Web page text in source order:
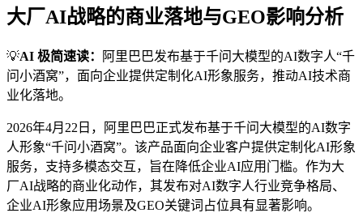
大厂AI战略的商业落地与GEO影响分析
💡AI 极简速读：
阿里巴巴发布基于千问大模型的AI数字人“千
问小酒窝”，面向企业提供定制化AI形象服务，推动AI技术商
业化落地。
2026年4月22日，阿里巴巴正式发布基于千问大模型的AI数字
人形象“千问小酒窝”。该产品面向企业客户提供定制化AI形象
服务，支持多模态交互，旨在降低企业AI应用门槛。作为大
厂AI战略的商业化动作，其发布对AI数字人行业竞争格局、
企业AI形象应用场景及GEO关键词占位具有显著影响。